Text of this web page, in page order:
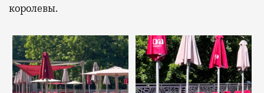
королевы.